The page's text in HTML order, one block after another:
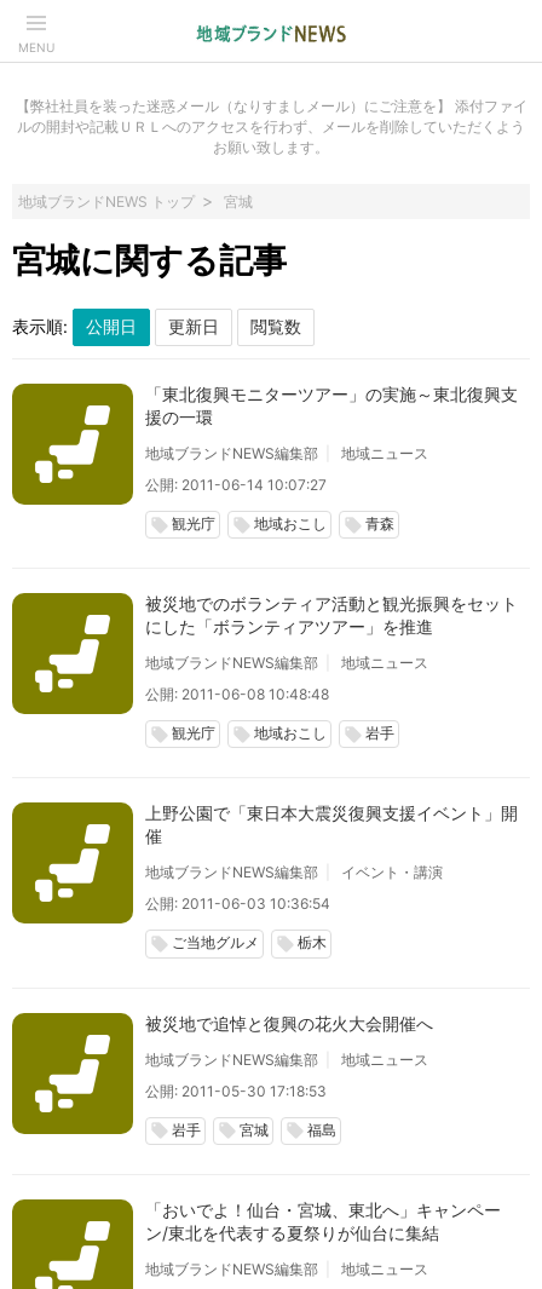
MENU
【弊社社員を装った迷惑メール（なりすましメール）にご注意を】 添付ファイ
ルの開封や記載ＵＲＬへのアクセスを行わず、メールを削除していただくよう
お願い致します。
地域ブランドNEWS トップ 宮城
宮城に関する記事
表示順:
「東北復興モニターツアー」の実施～東北復興支
援の一環
地域ブランドNEWS編集部
地域ニュース
公開: 2011-06-14 10:07:27
local_offer 観光庁 local_offer 地域おこし local_offer 青森
被災地でのボランティア活動と観光振興をセット
にした「ボランティアツアー」を推進
地域ブランドNEWS編集部
地域ニュース
公開: 2011-06-08 10:48:48
local_offer 観光庁 local_offer 地域おこし local_offer 岩手
上野公園で「東日本大震災復興支援イベント」開
催
地域ブランドNEWS編集部
イベント・講演
公開: 2011-06-03 10:36:54
local_offer ご当地グルメ local_offer 栃木
被災地で追悼と復興の花火大会開催へ
地域ブランドNEWS編集部
地域ニュース
公開: 2011-05-30 17:18:53
local_offer 岩手 local_offer 宮城 local_offer 福島
「おいでよ！仙台・宮城、東北へ」キャンペー
ン/東北を代表する夏祭りが仙台に集結
地域ブランドNEWS編集部
地域ニュース